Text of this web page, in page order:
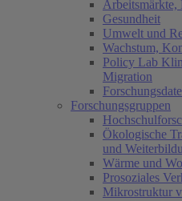
Gesundheit
Umwelt und
Wachstum,
Policy Lab
Migration
Forschungsgruppen
Ökologische
und
Wärme und
Prosoziales
Mikrostruktur